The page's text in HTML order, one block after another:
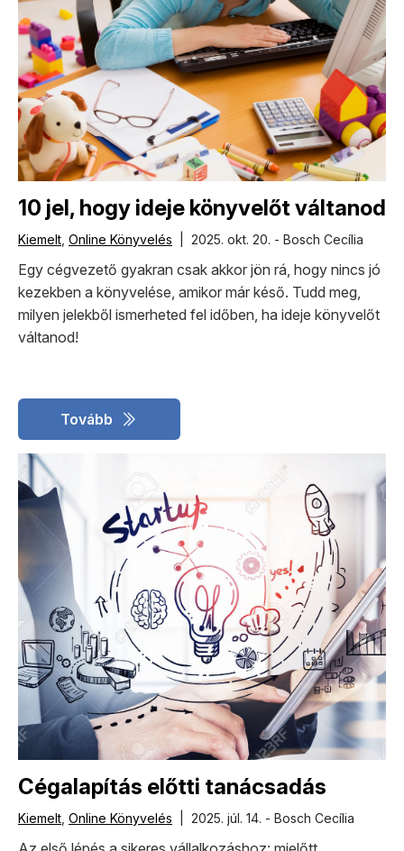
10 jel, hogy ideje könyvelőt váltanod
Kiemelt Online Könyvelés | 2025. okt. 20. - Bosch Cecília
Egy cégvezető gyakran csak akkor jön rá, hogy nincs jó
kezekben a könyvelése, amikor már késő. Tudd meg,
milyen jelekből ismerheted fel időben, ha ideje könyvelőt
váltanod!
Tovább
Cégalapítás előtti tanácsadás
Kiemelt Online Könyvelés | 2025. júl. 14. - Bosch Cecília